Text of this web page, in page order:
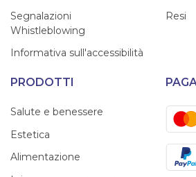
Segnalazioni
Whistleblowing
Informativa sull'accessibilità
Resi
PRODOTTI
Salute e benessere
Estetica
Alimentazione
PayPal